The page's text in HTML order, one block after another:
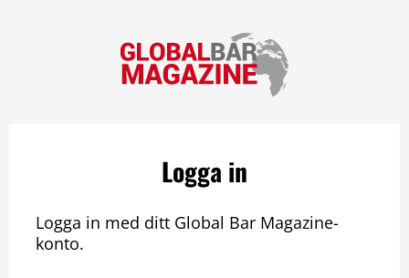
Logga in
Logga in med ditt Global Bar Magazine-
konto.